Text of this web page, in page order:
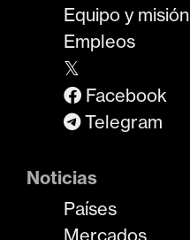
Equipo y misión
Empleos
𝕏
Facebook
Telegram
Noticias
Países
Mercados